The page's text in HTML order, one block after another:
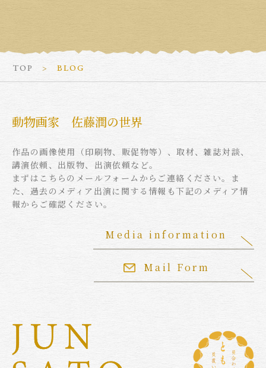
TOP BLOG
動物画家 佐藤潤の世界
作品の画像使用（印刷物、販促物等）、取材、雑誌対談、
講演依頼、出版物、出演依頼など。
まずはこちらのメールフォームからご連絡ください。ま
た、過去のメディア出演に関する情報も下記のメディア情
報からご確認ください。
Mail Form
Media information